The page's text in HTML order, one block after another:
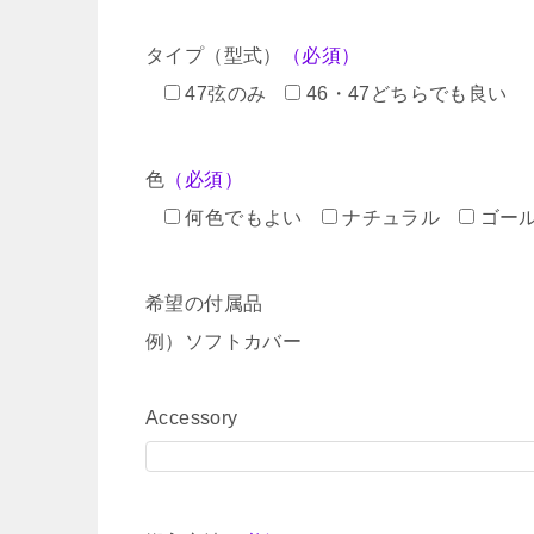
タイプ（型式）
（必須）
47弦のみ
46・47どちらでも良い
色 （必須）
何色でもよい
ナチュラル ゴー
希望の付属品
例）ソフトカバー
Accessory